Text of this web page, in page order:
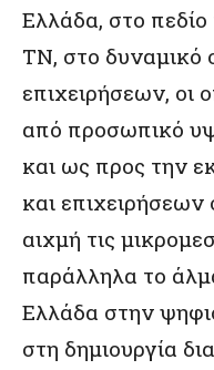
Ελλάδα, στο
ΤΝ, στο δυναμικό
επιχειρήσεων, οι
από προσωπικό
και ως προς την
και
αιχμή τις
παράλληλα το
Ελλάδα στην
στη δημιουργία